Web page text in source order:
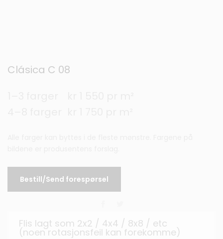
Clásica C 08
Bestill/Send forespørsel
Flis lagt som 2x2 / 4x4 / 8x8 / etc
(noen rotasjonsfeil kan forekomme)